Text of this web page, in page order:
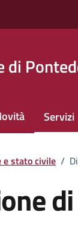
di
Servizi
e stato civile /